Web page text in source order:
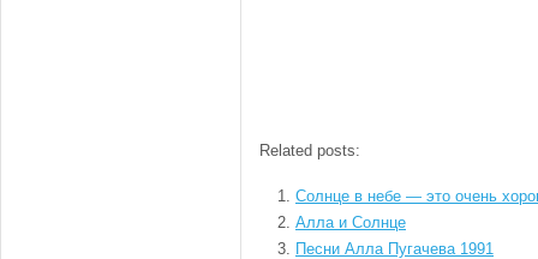
Related posts:
Солнце в небе — это очень
Алла и Солнце
Песни Алла Пугачева 1991